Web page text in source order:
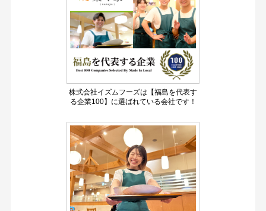
株式会社イズムフーズは【福島を代表す
る企業100】に選ばれている会社です！